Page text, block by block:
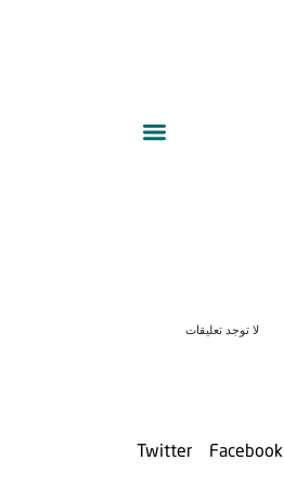
لا توجد تعليقات
Facebook
Twitter